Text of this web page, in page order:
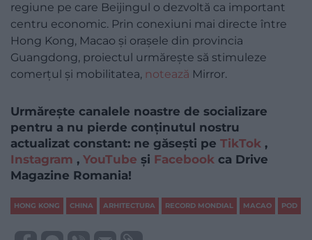
regiune pe care Beijingul o dezvoltă ca important
centru economic. Prin conexiuni mai directe între
Hong Kong, Macao și orașele din provincia
Guangdong, proiectul urmărește să stimuleze
comerțul și mobilitatea, notează Mirror.
Urmărește canalele noastre de socializare
pentru a nu pierde conținutul nostru
actualizat constant: ne găsești pe TikTok ,
Instagram , YouTube și Facebook ca Drive
Magazine Romania!
HONG KONG CHINA ARHITECTURA RECORD MONDIAL MACAO POD